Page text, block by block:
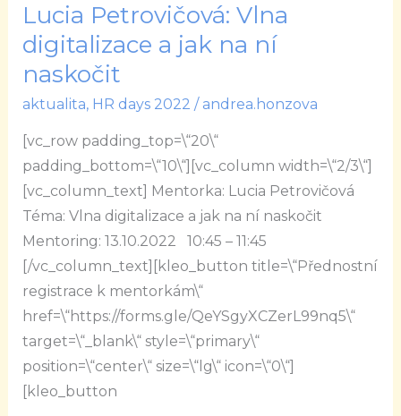
Lucia Petrovičová: Vlna
digitalizace a jak na ní
naskočit
aktualita, HR days 2022 / andrea.honzova
[vc_row padding_top=\“20\“
padding_bottom=\“10\“][vc_column width=\“2/3\“]
[vc_column_text] Mentorka: Lucia Petrovičová
Téma: Vlna digitalizace a jak na ní naskočit
Mentoring: 13.10.2022 10:45 – 11:45
[/vc_column_text][kleo_button title=\“Přednostní
registrace k mentorkám\“
href=\“https://forms.gle/QeYSgyXCZerL99nq5\“
target=\“_blank\“ style=\“primary\“
position=\“center\“ size=\“lg\“ icon=\“0\“]
[kleo_button
Lucia
Petrovičová:
Vlna
digitalizace
a
jak
na
ní
naskočit